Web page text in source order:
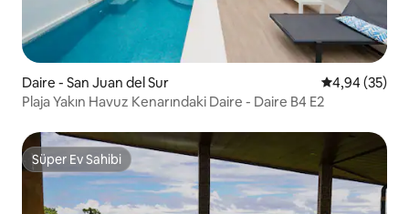
Daire - San Juan del Sur 5 üzerinden
4,94 (35)
Plaja Yakın Havuz Kenarındaki Daire - Daire B4 E2
Süper Ev Sahibi
Süper Ev Sahibi